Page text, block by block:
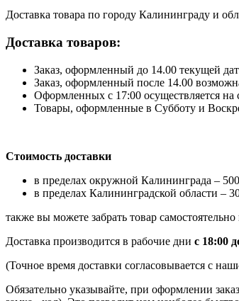
Доставка товара по городу Калининграду и
Доставка товаров:
Заказ, оформленный до 14.00 текущей
Заказ, оформленный после 14.00
Оформленных с 17:00 осуществляется
Товары, оформленные в Субботу и
Стоимость доставки
в пределах окружной Калининграда –
в пределах Калининградской области –
также вы можете забрать товар
Доставка производится в рабочие дни с 18:00
(Точное время доставки согласовывается с
Обязательно указывайте, при оформлении